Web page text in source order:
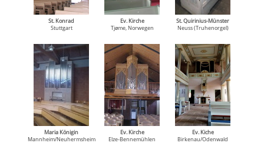
St. Konrad
Stuttgart
Ev. Kirche
Tjøme, Norwegen
St. Quirinius-Münster
Neuss (Truhenorgel)
Maria Königin
Mannheim/Neuhermsheim
Ev. Kirche
Elze-Bennemühlen
Ev. Kiche
Birkenau/Odenwald